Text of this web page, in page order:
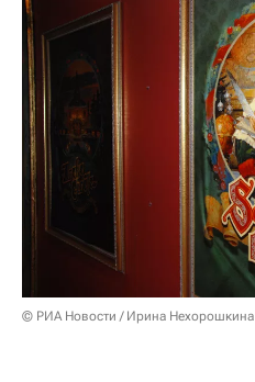
© РИА Новости / Ирина Нехорошкина